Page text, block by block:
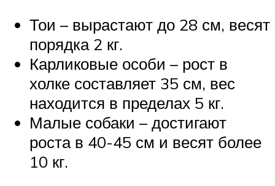
Тои – вырастают до 28 см, весят
порядка 2 кг.
Карликовые особи – рост в
холке составляет 35 см, вес
находится в пределах 5 кг.
Малые собаки – достигают
роста в 40-45 см и весят более
10 кг.